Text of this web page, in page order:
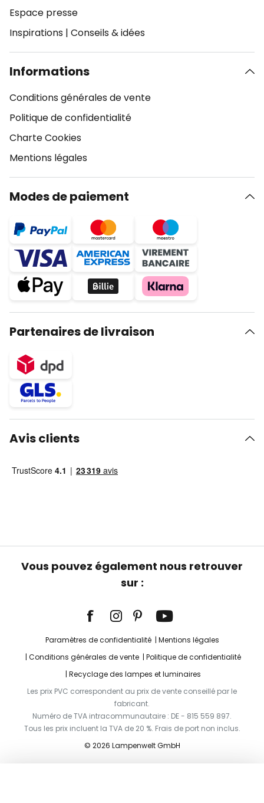
Espace presse
Inspirations | Conseils & idées
Informations
Conditions générales de vente
Politique de confidentialité
Charte Cookies
Mentions légales
Modes de paiement
Partenaires de livraison
Avis clients
Vous pouvez également nous retrouver
sur :
Paramètres de confidentialité
Mentions légales
Conditions générales de vente
Politique de confidentialité
Recyclage des lampes et luminaires
Les prix PVC correspondent au prix de vente conseillé par le
fabricant.
Numéro de TVA intracommunautaire : DE - 815 559 897.
Tous les prix incluent la TVA de 20 %. Frais de port non inclus.
© 2026 Lampenwelt GmbH